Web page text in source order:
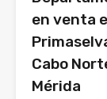
en venta
Cabo
Mérida